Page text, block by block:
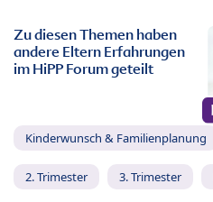
Zu diesen Themen haben
andere Eltern Erfahrungen
im HiPP Forum geteilt
Kinderwunsch & Familienplanung
2. Trimester 3. Trimester